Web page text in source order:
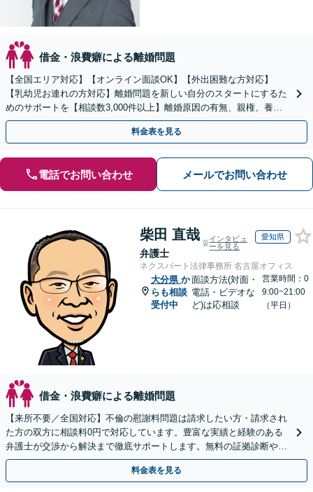
借金・浪費癖による離婚問題
【全国エリア対応】【オンライン面談OK】【外出困難な方対応】
【乳幼児お連れの方対応】離婚問題を新しい自分のスタートにするた
めのサポートを【相談数3,000件以上】離婚原因の有無、親権、養育
費、財産分与、慰謝料請求【夜間・休日相談可】
料金表を見る
電話でお問い合わせ メールでお問い合わせ
柴田 直哉
弁護士
インタビュ
ーを見る
愛知県
ネクスパート法律事務所 名古屋オフィス
大分県 か
らも相談
受付中
面談方法(対面・
電話・ビデオな
ど)は応相談
営業時間：0
9:00~21:00
（平日）
借金・浪費癖による離婚問題
【来所不要／全国対応】不倫の慰謝料問題は請求したい方・請求され
た方の双方に相談料0円で対応しています。豊富な実績と経験のある
弁護士が交渉から解決まで徹底サポートします。無料の証拠診断や着
手金の返還保証もありますので安心してご相談ください。
料金表を見る